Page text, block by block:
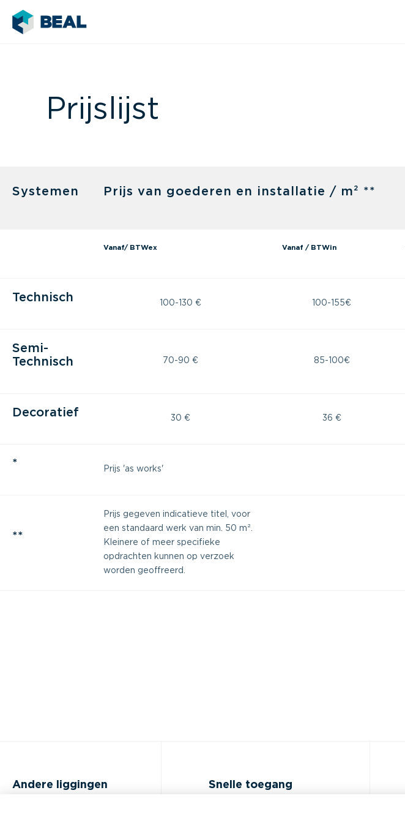
Prijslijst
Systemen Prijs van goederen en installatie / m² **
Vanaf/ BTWex Vanaf / BTWin
Technisch 100-130 € 100-155€
Semi-
Technisch
70-90 € 85-100€
Decoratief 30 € 36 €
* Prijs 'as works'
**
Prijs gegeven indicatieve titel, voor
een standaard werk van min. 50 m².
Kleinere of meer specifieke
opdrachten kunnen op verzoek
worden geoffreerd.
Andere liggingen Snelle toegang